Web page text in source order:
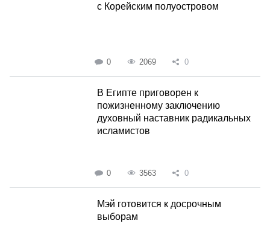
с Корейским полуостровом
0 2069 0
В Египте приговорен к
пожизненному заключению
духовный наставник радикальных
исламистов
0 3563 0
Мэй готовится к досрочным
выборам